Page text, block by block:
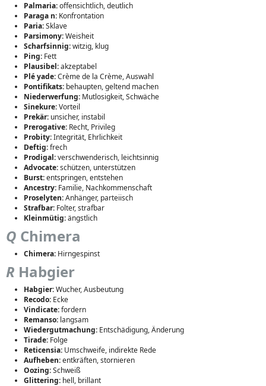
Palmaria:offensichtlich, deutlich
Paraga n: Konfrontation
Paria:Sklave
Parsimony:Weisheit
Scharfsinnig:witzig, klug
Ping: Fett
Plausibel:akzeptabel
Plé yade:Crème de la Crème, Auswahl
Pontifikats: behaupten, geltend machen
Niederwerfung: Mutlosigkeit, Schwäche
Sinekure:Vorteil
Prekär: unsicher, instabil
Prerogative: Recht, Privileg
Probity:Integrität, Ehrlichkeit
Deftig:frech
Prodigal:verschwenderisch, leichtsinnig
Advocate:schützen, unterstützen
Burst:entspringen, entstehen
Ancestry: Familie, Nachkommenschaft
Proselyten:Anhänger, parteiisch
Strafbar: Folter, strafbar
Kleinmütig:ängstlich
Q Chimera
Chimera: Hirngespinst
R Habgier
Habgier:Wucher, Ausbeutung
Recodo: Ecke
Vindicate:fordern
Remanso: langsam
Wiedergutmachung: Entschädigung, Änderung
Tirade: Folge
Reticensia: Umschweife, indirekte Rede
Aufheben:entkräften, stornieren
Oozing:Schweiß
Glittering: hell, brillant